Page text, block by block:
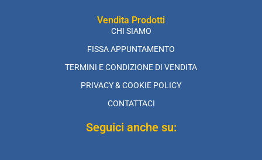
Vendita Prodotti
CHI SIAMO
FISSA APPUNTAMENTO
TERMINI E CONDIZIONE DI VENDITA
PRIVACY & COOKIE POLICY
CONTATTACI
Seguici anche su: